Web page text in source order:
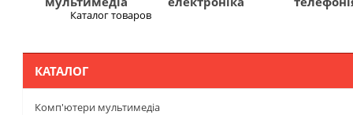
Каталог товаров
КАТАЛОГ
Комп'ютери мультимедіа